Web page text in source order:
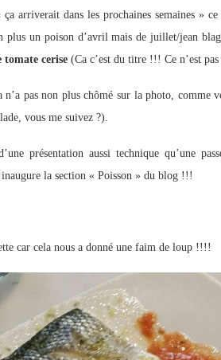
arriverait dans les prochaines semaines »
plus un poison d’avril mais de juillet/jean
cerise (Ca c’est du titre !!! Ce n’est
pas non plus chômé sur la photo, comme
vous me suivez ?).
présentation aussi technique qu’une
la section « Poisson » du blog !!!
car cela nous a donné une faim de loup !!!!